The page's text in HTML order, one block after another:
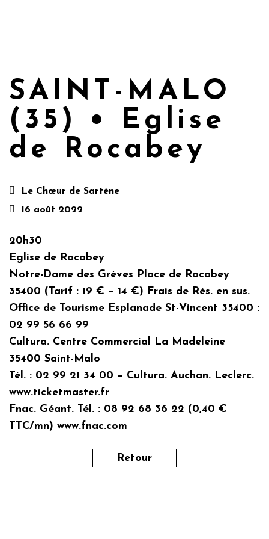
SAINT-MALO
(35) • Eglise
de Rocabey
Le Chœur de Sartène
16 août 2022
20h30
Eglise de Rocabey
Notre-Dame des Grèves Place de Rocabey
35400 (Tarif : 19 € – 14 €) Frais de Rés. en sus.
Office de Tourisme Esplanade St-Vincent 35400 :
02 99 56 66 99
Cultura. Centre Commercial La Madeleine
35400 Saint-Malo
Tél. : 02 99 21 34 00 – Cultura. Auchan. Leclerc.
www.ticketmaster.fr
Fnac. Géant. Tél. : 08 92 68 36 22 (0,40 €
TTC/mn) www.fnac.com
Retour